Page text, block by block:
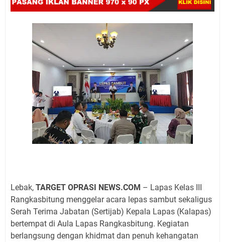
Lebak, TARGET OPRASI NEWS.COM – Lapas Kelas III
Rangkasbitung menggelar acara lepas sambut sekaligus
Serah Terima Jabatan (Sertijab) Kepala Lapas (Kalapas)
bertempat di Aula Lapas Rangkasbitung. Kegiatan
berlangsung dengan khidmat dan penuh kehangatan